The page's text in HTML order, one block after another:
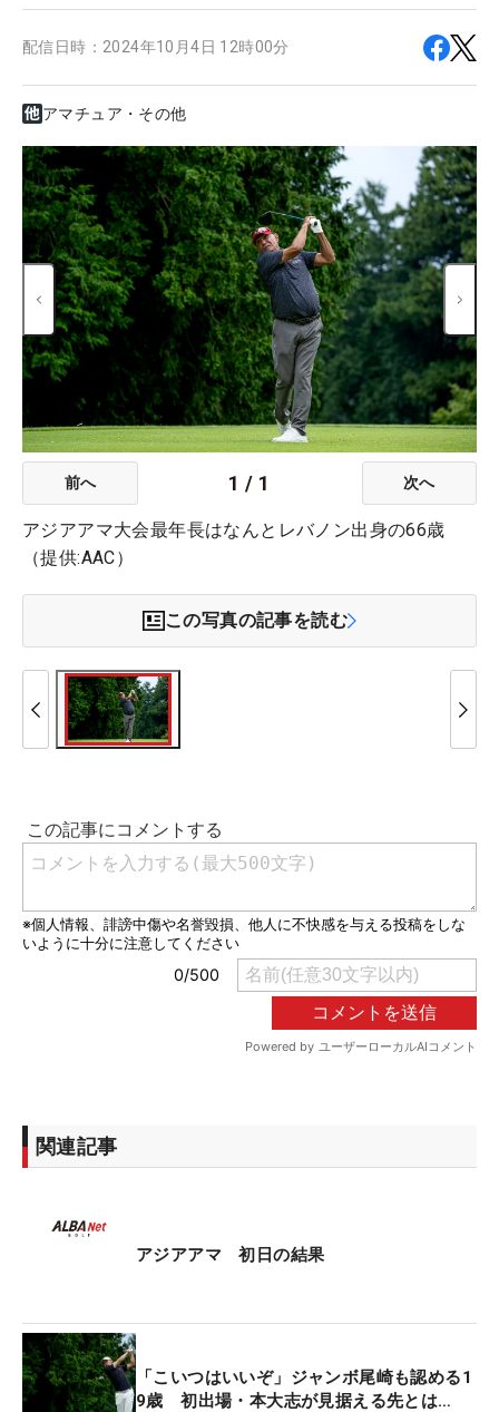
配信日時： 2024年10月4日 12時00分
アマチュア・その他
前へ 1 / 1 次へ
アジアアマ大会最年長はなんとレバノン出身の66歳
（提供:AAC）
この写真の記事を読む
関連記事
アジアアマ 初日の結果
「こいつはいいぞ」ジャンボ尾崎も認める1
9歳 初出場・本大志が見据える先とは…